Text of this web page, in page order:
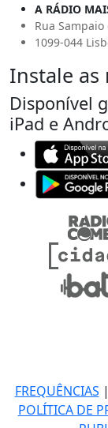
A RÁDIO
Rua
1099-044
Instale as
Disponível
iPad e
FREQUÊNCIAS |
POLÍTICA DE